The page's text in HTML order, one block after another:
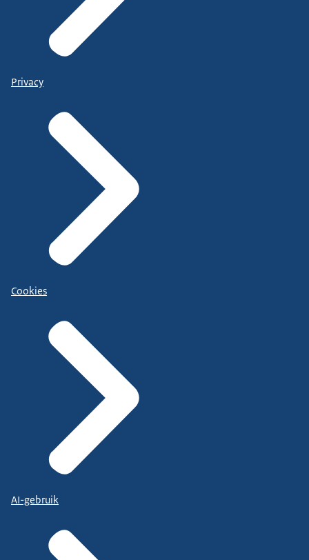
Privacy
Cookies
AI-gebruik